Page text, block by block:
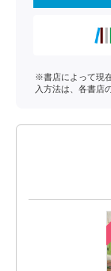
※書店によって現
入方法は、各書店